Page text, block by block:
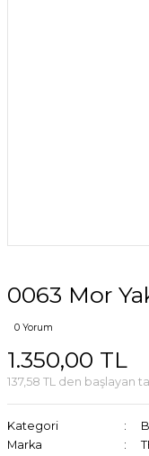
0063 Mor
0 Yorum
1.350,00 TL
137,58 TL den başlayan
Kategori
Marka